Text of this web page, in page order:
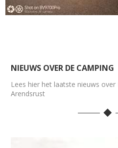
NIEUWS OVER DE CAMPING
Lees hier het laatste nieuws
Arendsrust